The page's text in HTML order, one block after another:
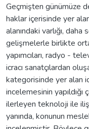
Geçmişten günümüze
haklar içerisinde yer
alanındaki varlığı,
gelişmelerle birlikte
yapımcıları, radyo -
icracı sanatçılardan
kategorisinde yer alan
incelemesinin yapıldığı
ilerleyen teknoloji ile
yanında, konunun